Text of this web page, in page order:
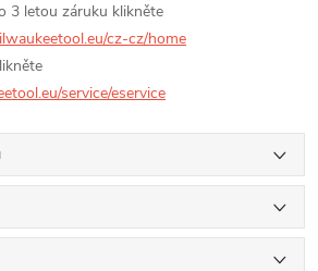
3 letou záruku klikněte
cz-cz/home
service/eservice